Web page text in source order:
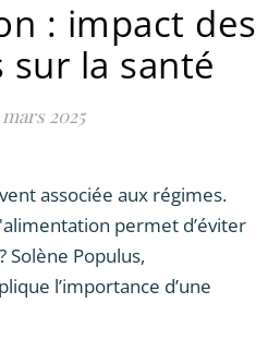
: impact des
la santé
mars 2025
permet d’éviter
Solène Populus,
l’importance d’une